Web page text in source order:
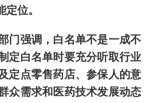
定位。
门强调，白名单不是一成不
定白名单时要充分听取行业
定点零售药店、参保人的意
众需求和医药技术发展动态